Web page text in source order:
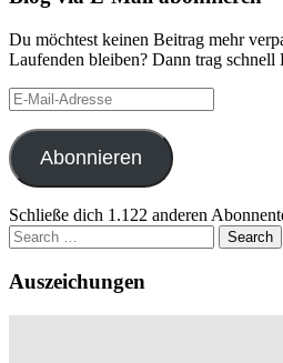
Du möchtest keinen Beitrag mehr
Laufenden bleiben? Dann trag
E-
Mail-
Adresse
Abonnieren
Schließe dich 1.122 anderen
Search
for:
Auszeichungen